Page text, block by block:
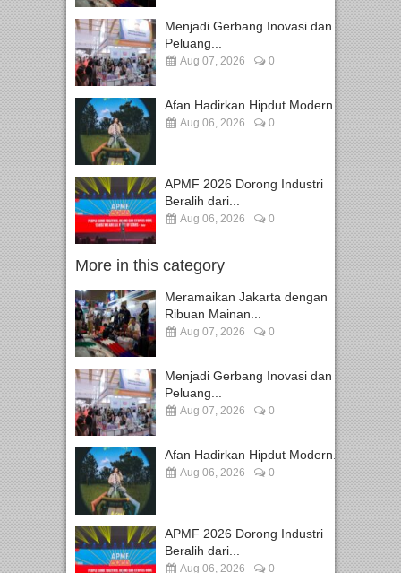
Menjadi Gerbang Inovasi dan
Peluang...
Aug 07, 2026 0
Afan Hadirkan Hipdut Modern...
Aug 06, 2026 0
APMF 2026 Dorong Industri
Beralih dari...
Aug 06, 2026 0
More in this category
Meramaikan Jakarta dengan
Ribuan Mainan...
Aug 07, 2026 0
Menjadi Gerbang Inovasi dan
Peluang...
Aug 07, 2026 0
Afan Hadirkan Hipdut Modern...
Aug 06, 2026 0
APMF 2026 Dorong Industri
Beralih dari...
Aug 06, 2026 0